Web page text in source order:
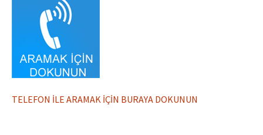
TELEFON İLE ARAMAK İÇİN BURAYA DOKUNUN